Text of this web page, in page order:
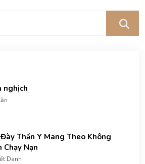
nghịch
Thần Y Mang Theo Không
Chạy Nạn
Danh